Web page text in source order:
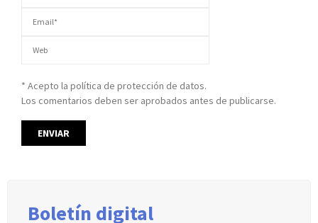
* Acepto la política de protección de datos.
Los comentarios deben ser aprobados antes de publicarse.
Boletín digital